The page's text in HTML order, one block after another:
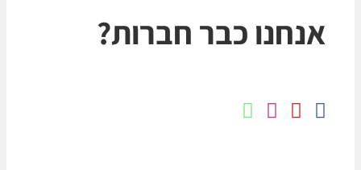
כבר חברות?